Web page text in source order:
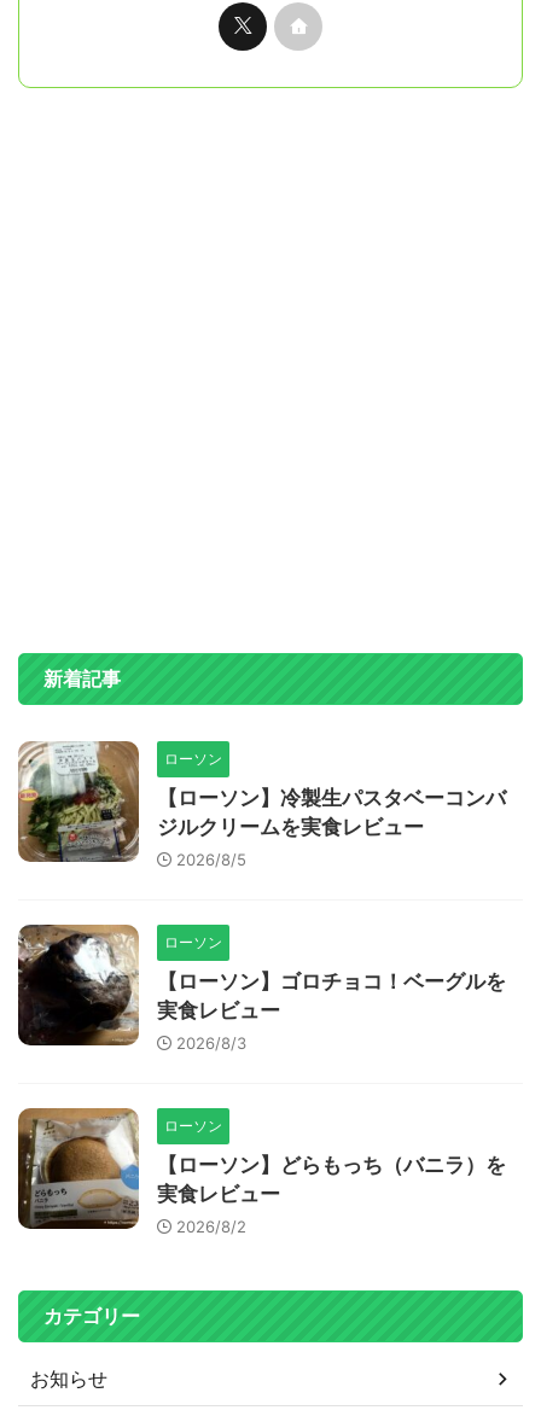
新着記事
ローソン
【ローソン】冷製生パスタベーコンバ
ジルクリームを実食レビュー
2026/8/5
ローソン
【ローソン】ゴロチョコ！ベーグルを
実食レビュー
2026/8/3
ローソン
【ローソン】どらもっち（バニラ）を
実食レビュー
2026/8/2
カテゴリー
お知らせ